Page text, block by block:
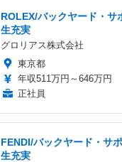
ROLEX/バックヤード・サ
生充実
グロリアス株式会社
東京都
年収511万円～646万円
正社員
FENDI/バックヤード・サ
生充実